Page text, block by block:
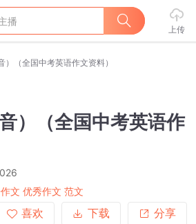
上传
（全国中考英语作文资料）
）（全国中考英语作
文 优秀作文 范文
喜欢
下载 分享